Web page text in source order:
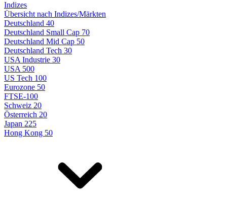
Indizes
Übersicht nach Indizes/Märkten
Deutschland 40
Deutschland Small Cap 70
Deutschland Mid Cap 50
Deutschland Tech 30
USA Industrie 30
USA 500
US Tech 100
Eurozone 50
FTSE-100
Schweiz 20
Österreich 20
Japan 225
Hong Kong 50